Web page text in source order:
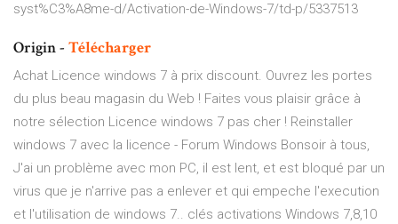
syst%C3%A8me-d/Activation-de-Windows-7/td-p/5337513
Origin - Télécharger
Achat Licence windows 7 à prix discount. Ouvrez les portes
du plus beau magasin du Web ! Faites vous plaisir grâce à
notre sélection Licence windows 7 pas cher ! Reinstaller
windows 7 avec la licence - Forum Windows Bonsoir à tous,
J'ai un problème avec mon PC, il est lent, et est bloqué par un
virus que je n'arrive pas a enlever et qui empeche l'execution
et l'utilisation de windows 7.. clés activations Windows 7,8,10